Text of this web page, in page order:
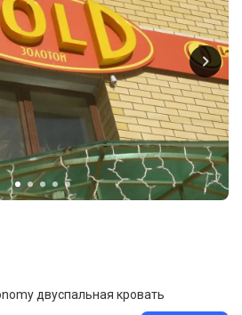
двуспальная кровать